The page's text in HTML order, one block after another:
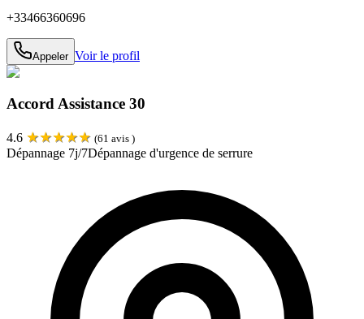
+33466360696
Appeler Voir le profil
Accord Assistance 30
4.6 ★★★★★ (61 avis )
Dépannage 7j/7Dépannage d'urgence de serrure